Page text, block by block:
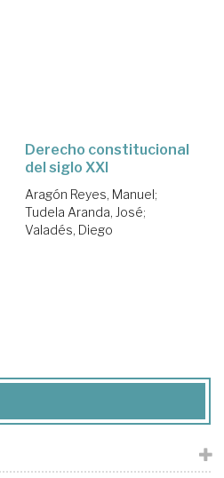
Derecho constitucional
del siglo XXI
Aragón Reyes, Manuel;
Tudela Aranda, José;
Valadés, Diego